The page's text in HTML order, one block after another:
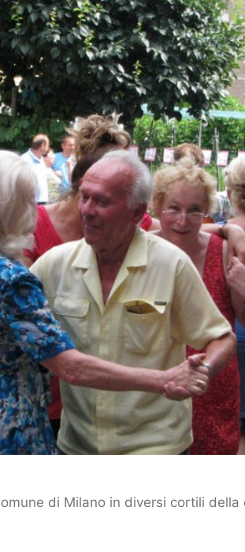
di Milano in diversi cortili